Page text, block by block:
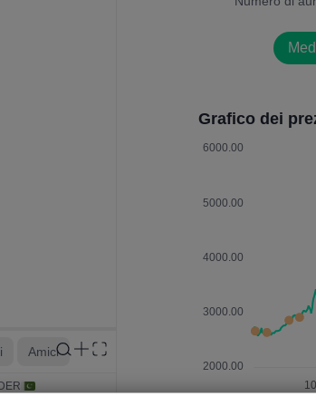
Grafico dei